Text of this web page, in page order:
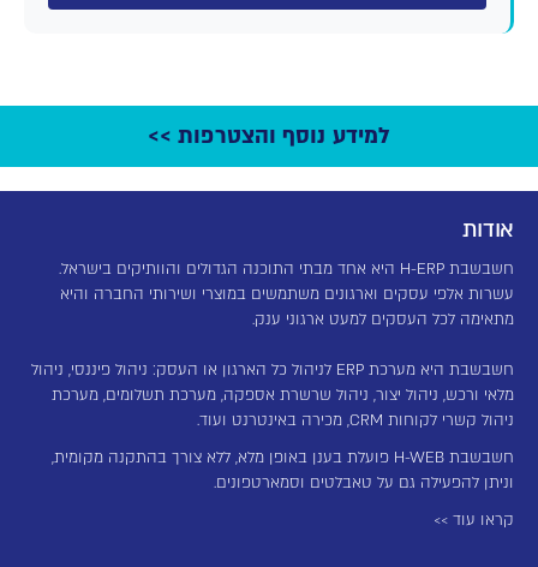
למידע נוסף והצטרפות >>
אודות
חשבשבת H-ERP היא אחד מבתי התוכנה הגדולים והוותיקים בישראל.
עשרות אלפי עסקים וארגונים משתמשים במוצרי ושירותי החברה והיא
מתאימה לכל העסקים למעט ארגוני ענק.
חשבשבת היא מערכת ERP לניהול כל הארגון או העסק: ניהול פיננסי, ניהול
מלאי ורכש, ניהול יצור, ניהול שרשרת אספקה, מערכת תשלומים, מערכת
ניהול קשרי לקוחות CRM, מכירה באינטרנט ועוד.
חשבשבת H-WEB פועלת בענן באופן מלא, ללא צורך בהתקנה מקומית,
וניתן להפעילה גם על טאבלטים וסמארטפונים.
קראו עוד >>